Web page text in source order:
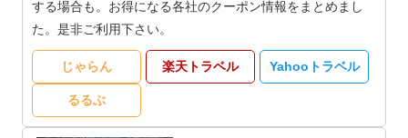
する場合も。お得になる各社のクーポン情報をまとめまし
た。是非ご利用下さい。
じゃらん 楽天トラベル Yahooトラベル
るるぶ